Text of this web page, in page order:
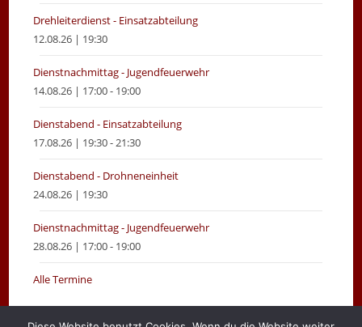
Drehleiterdienst - Einsatzabteilung
12.08.26 | 19:30
Dienstnachmittag - Jugendfeuerwehr
14.08.26 | 17:00 - 19:00
Dienstabend - Einsatzabteilung
17.08.26 | 19:30 - 21:30
Dienstabend - Drohneneinheit
24.08.26 | 19:30
Dienstnachmittag - Jugendfeuerwehr
28.08.26 | 17:00 - 19:00
Alle Termine